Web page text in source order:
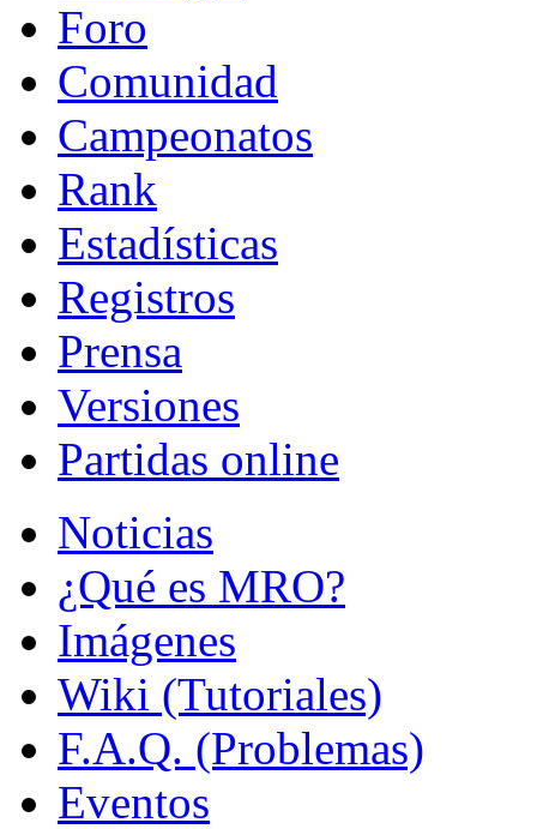
Foro
Comunidad
Campeonatos
Rank
Estadísticas
Registros
Prensa
Versiones
Partidas online
Noticias
¿Qué es MRO?
Imágenes
Wiki (Tutoriales)
F.A.Q. (Problemas)
Eventos